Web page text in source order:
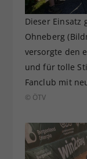
Dieser Einsatz
Ohneberg
versorgte den
und für tolle
Fanclub mit
© ÖTV